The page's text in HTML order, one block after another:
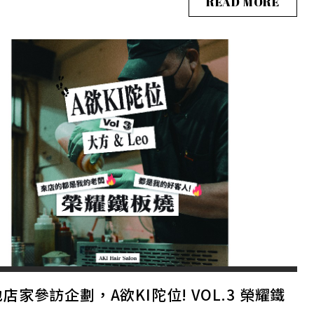
家參訪企劃，A欲KI陀位! VOL.3 榮耀鐵